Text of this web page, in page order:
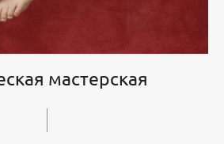
мастерская